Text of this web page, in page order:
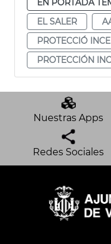
EL SALER
PROTECCIÓ
PROTECCIÓN
Nuestras Apps
Redes Sociales